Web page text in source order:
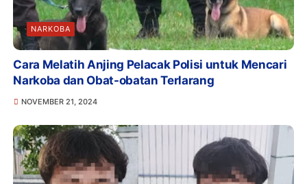
NARKOBA
Cara Melatih Anjing Pelacak Polisi untuk Mencari
Narkoba dan Obat-obatan Terlarang
NOVEMBER 21, 2024